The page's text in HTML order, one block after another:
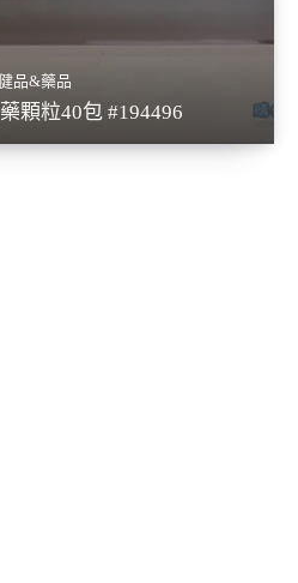
品&藥品
顆粒40包 #194496